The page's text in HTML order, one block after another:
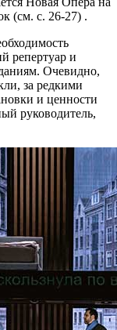
(см. с. 26-27) .
репертуар и
Очевидно,
за редкими
и ценности
руководитель,